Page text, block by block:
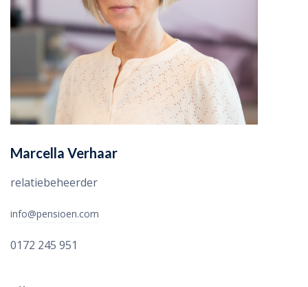
Marcella Verhaar
relatiebeheerder
info@pensioen.com
0172 245 951